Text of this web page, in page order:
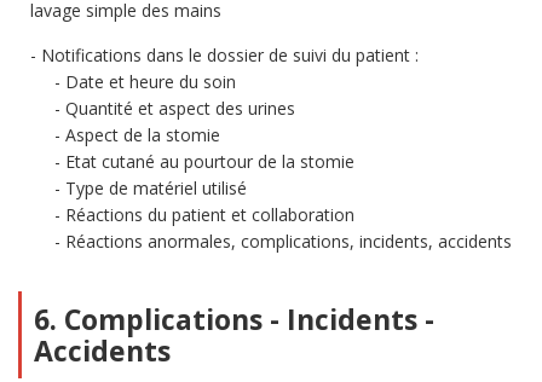
lavage simple des mains
Notifications dans le dossier de suivi du patient :
Date et heure du soin
Quantité et aspect des urines
Aspect de la stomie
Etat cutané au pourtour de la stomie
Type de matériel utilisé
Réactions du patient et collaboration
Réactions anormales, complications, incidents, accidents
6. Complications - Incidents -
Accidents